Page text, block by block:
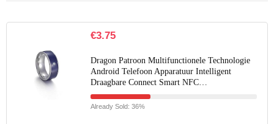
€3.75
Dragon Patroon Multifunctionele Technologie
Android Telefoon Apparatuur Intelligent
Draagbare Connect Smart NFC…
Already Sold: 36%